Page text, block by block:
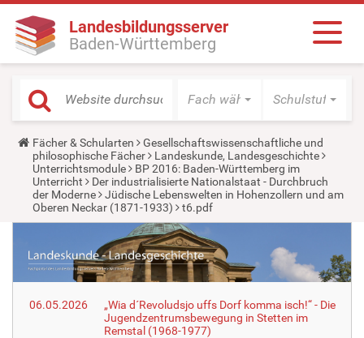
Landesbildungsserver
Baden-Württemberg
Fach wählen Schulstufe
Y
o
u
a
r
e
h
e
:
Fächer & Schularten
Gesellschaftswissenschaftliche und
philosophische Fächer
Landeskunde, Landesgeschichte
Unterrichtsmodule
BP 2016: Baden-Württemberg im
Unterricht
Der industrialisierte Nationalstaat - Durchbruch
der Moderne
Jüdische Lebenswelten in Hohenzollern und am
Oberen Neckar (1871-1933)
t6.pdf
06.05.2026
„Wia d´Revoludsjo uffs Dorf komma isch!“ - Die
Jugendzentrumsbewegung in Stetten im
Remstal (1968-1977)